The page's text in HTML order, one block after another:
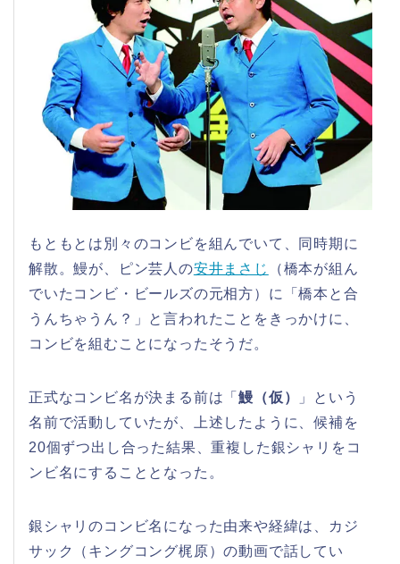
もともとは別々のコンビを組んでいて、同時期に
解散。鰻が、ピン芸人の安井まさじ
（橋本が組ん
でいたコンビ・ビールズの元相方）に「橋本と合
うんちゃうん？」と言われたことをきっかけに、
コンビを組むことになったそうだ。
正式なコンビ名が決まる前は「鰻（仮）
」という
名前で活動していたが、上述したように、候補を
20個ずつ出し合った結果、重複した銀シャリをコ
ンビ名にすることとなった。
銀シャリのコンビ名になった由来や経緯は、カジ
サック（キングコング梶原）の動画で話してい